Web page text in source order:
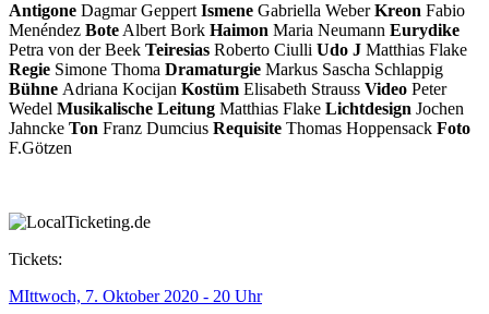
Antigone Dagmar Geppert Ismene Gabriella WeberKreon Fabio
Menéndez Bote Albert Bork Haimon Maria Neumann Eurydike
Petra von der Beek Teiresias Roberto Ciulli Udo J Matthias Flake
Regie Simone Thoma Dramaturgie Markus Sascha Schlappig
Bühne Adriana Kocijan Kostüm Elisabeth Strauss Video Peter
Wedel Musikalische Leitung Matthias Flake Lichtdesign Jochen
Jahncke Ton Franz Dumcius Requisite Thomas Hoppensack Foto
F.Götzen
Tickets:
MIttwoch, 7. Oktober 2020 - 20 Uhr